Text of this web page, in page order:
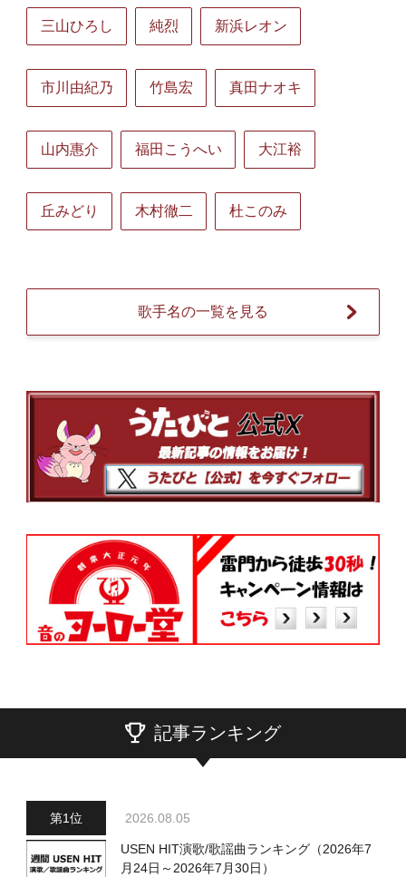
三山ひろし 純烈 新浜レオン
市川由紀乃 竹島宏 真田ナオキ
山内惠介 福田こうへい 大江裕
丘みどり 木村徹二 杜このみ
歌手名の一覧を見る
記事ランキング
2026.08.05
USEN HIT演歌/歌謡曲ランキング（2026年7
月24日～2026年7月30日）